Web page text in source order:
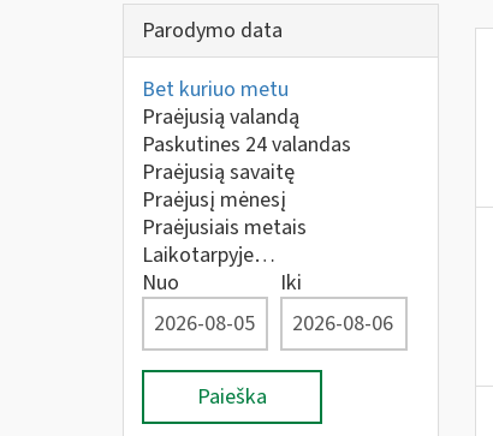
Parodymo data
Bet kuriuo metu
Praėjusią valandą
Paskutines 24 valandas
Praėjusią savaitę
Praėjusį mėnesį
Praėjusiais metais
Laikotarpyje…
Nuo
Iki
Paieška